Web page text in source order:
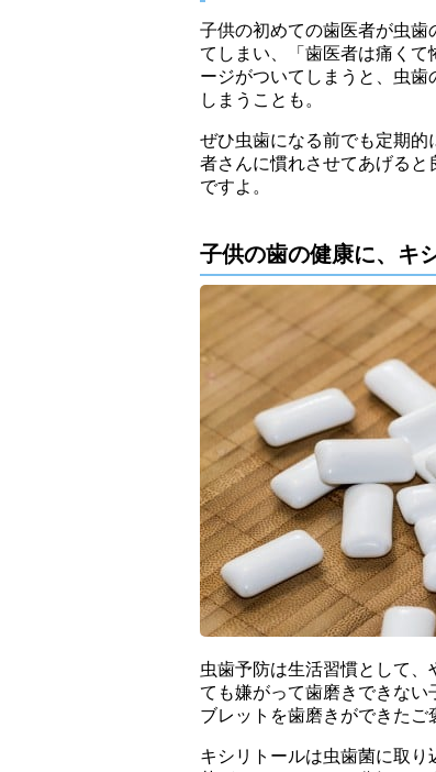
子供の初めての歯医者が虫歯
てしまい、「歯医者は痛くて
ージがついてしまうと、虫
しまうことも。
ぜひ虫歯になる前でも定期
者さんに慣れさせてあげる
ですよ。
子供の歯の健康に、キ
虫歯予防は生活習慣として
ても嫌がって歯磨きできない
ブレットを歯磨きができたご
キシリトールは虫歯菌に取